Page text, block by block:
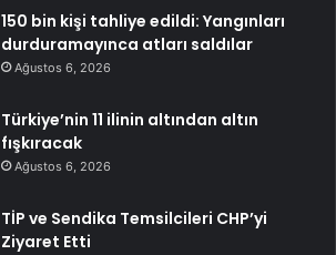
150 bin kişi tahliye edildi: Yangınları
durduramayınca atları saldılar
Ağustos 6, 2026
Türkiye’nin 11 ilinin altından altın
fışkıracak
Ağustos 6, 2026
TİP ve Sendika Temsilcileri CHP’yi
Ziyaret Etti